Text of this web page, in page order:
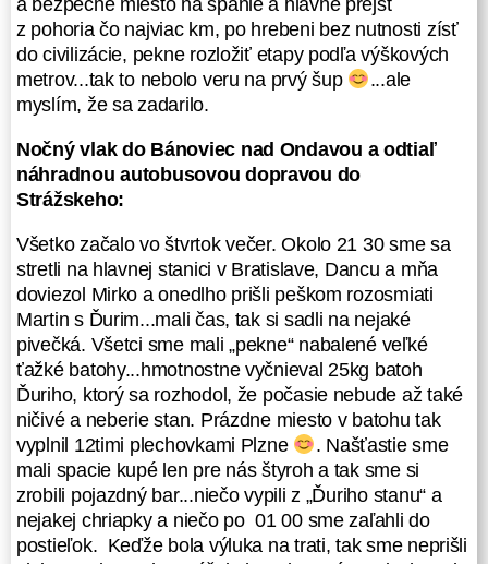
sú najvýchodnejším pohorím
sopečného pôvodu na Slovensku.
Poloblúk rozprestierajúci sa na
západe až k obci Hudcovce, na
východe zasahujúci západnú časť
s Bukovskými vrchmi, Laboreckou
vrchovinou a Beskydským
predhorím.
Naplánovať a rozložiť do necelých
troch dní pešiu trasu tak, aby sme
neboli v nesprávny čas na
nesprávnom mieste (VO
Valaškovce), aby sme využili
a použili blízky prameň vody kvôli
vareniu, aby sme si mohli založiť
prípadný oheň, nájsť si relatívne
rovné a bezpečné miesto na spanie
a hlavne prejsť z pohoria čo najviac
km, po hrebeni bez nutnosti zísť do
civilizácie, pekne rozložiť etapy
podľa výškových metrov...tak to
a bezpečné miesto na spanie a hlavne prejsť
z pohoria čo najviac km, po hrebeni bez nutnosti zísť
do civilizácie, pekne rozložiť etapy podľa výškových
metrov...tak to nebolo veru na prvý šup
...ale
myslím, že sa zadarilo.
Nočný vlak do Bánoviec nad Ondavou a odtiaľ
náhradnou autobusovou dopravou do
Strážskeho:
Všetko začalo vo štvrtok večer. Okolo 21 30 sme sa
stretli na hlavnej stanici v Bratislave, Dancu a mňa
doviezol Mirko a onedlho prišli peškom rozosmiati
Martin s Ďurim...mali čas, tak si sadli na nejaké
pivečká. Všetci sme mali „pekne“ nabalené veľké
ťažké batohy...hmotnostne vyčnieval 25kg batoh
Ďuriho, ktorý sa rozhodol, že počasie nebude až také
ničivé a neberie stan. Prázdne miesto v batohu tak
vyplnil 12timi plechovkami Plzne
. Našťastie sme
mali spacie kupé len pre nás štyroh a tak sme si
zrobili pojazdný bar...niečo vypili z „Ďuriho stanu“ a
nejakej chriapky a niečo po 01 00 sme zaľahli do
postieľok. Keďže bola výluka na trati, tak sme neprišli